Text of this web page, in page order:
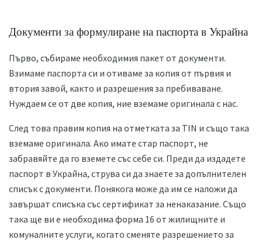
Документи за формулиране на паспорта в Украйна
Първо, събираме необходимия пакет от документи.
Взимаме паспорта си и отиваме за копия от първия и
втория завой, както и разрешения за пребиваване.
Нуждаем се от две копия, ние вземаме оригинала с нас.
След това правим копия на отметката за TIN и също така
вземаме оригинала. Ако имате стар паспорт, не
забравяйте да го вземете със себе си. Преди да издадете
паспорт в Украйна, струва си да знаете за допълнителен
списък с документи. Понякога може да им се наложи да
завършат списъка със сертификат за ненаказание. Също
така ще ви е необходима форма 16 от жилищните и
комуналните услуги, когато сменяте разрешението за